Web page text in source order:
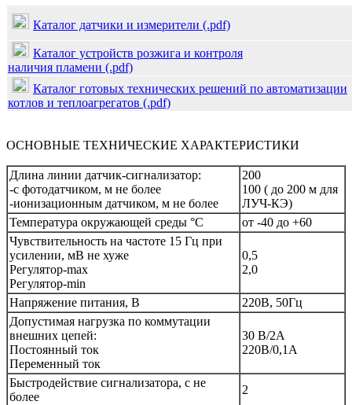
Каталог датчики и измерители (.pdf)
Каталог устройств розжига и контроля
наличия пламени (.pdf)
Каталог готовых технических решений по автоматизации
котлов и теплоагрегатов (.pdf)
ОСНОВНЫЕ ТЕХНИЧЕСКИЕ ХАРАКТЕРИСТИКИ
Длина линии датчик-сигнализатор:
-с фотодатчиком, м не более
-ионизационным датчиком, м не более
200
100 ( до 200 м для
ЛУЧ-КЭ)
Температура окружающей среды °С
от -40 до +60
Чувствительность на частоте 15 Гц при
усилении, мВ не хуже
Регулятор-mах
Регулятор-min
0,5
2,0
Напряжение питания, В
220В, 50Гц
Допустимая нагрузка по коммутации
внешних цепей:
Постоянный ток
Переменный ток
30 В/2А
220В/0,1А
Быстродействие сигнализатора, с не
более
2